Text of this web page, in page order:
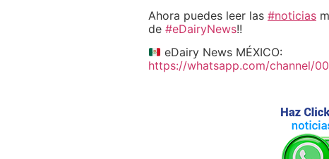
Ahora puedes leer las #noticias
de #eDairyNews!!
eDairy News MÉXICO:
https://whatsapp.com/channel/